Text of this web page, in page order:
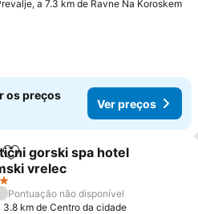
a 7.3 km de Ravne Na Koroskem
os preços
Ver preços
Adicionar aos favoritos
gorski spa hotel
vrelec
preços
Pontuação não disponível
3.8 km de Centro da cidade